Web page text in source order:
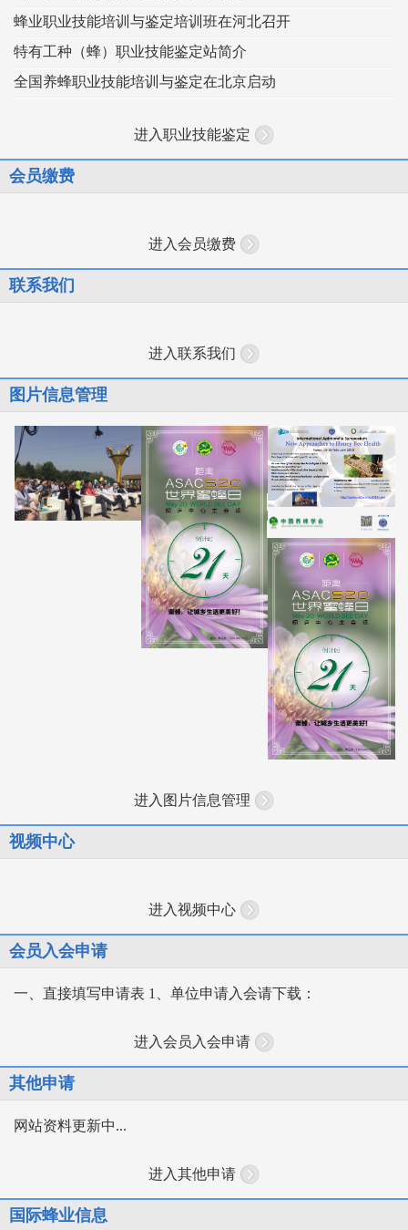
蜂业职业技能培训与鉴定培训班在河北召开
特有工种（蜂）职业技能鉴定站简介
全国养蜂职业技能培训与鉴定在北京启动
进入职业技能鉴定
会员缴费
进入会员缴费
联系我们
进入联系我们
图片信息管理
进入图片信息管理
视频中心
进入视频中心
会员入会申请
一、直接填写申请表 1、单位申请入会请下载：
进入会员入会申请
其他申请
网站资料更新中...
进入其他申请
国际蜂业信息